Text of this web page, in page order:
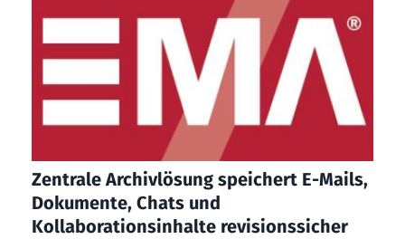
Zentrale Archivlösung speichert E-Mails,
Dokumente, Chats und
Kollaborationsinhalte revisionssicher